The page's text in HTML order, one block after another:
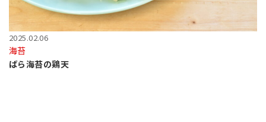
2025.02.06
海苔
ばら海苔の鶏天